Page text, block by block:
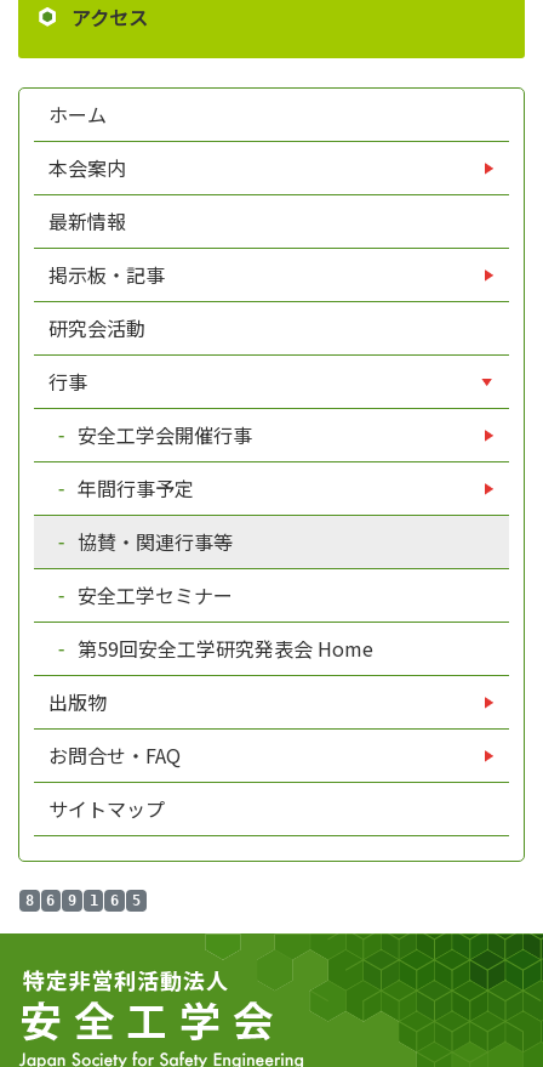
アクセス
ホーム
本会案内
最新情報
掲示板・記事
研究会活動
行事
安全工学会開催行事
年間行事予定
協賛・関連行事等
安全工学セミナー
第59回安全工学研究発表会 Home
出版物
お問合せ・FAQ
サイトマップ
8 6 9 1 6 5